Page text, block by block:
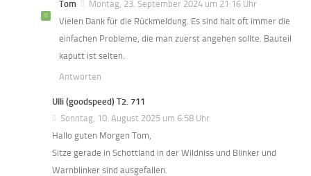
Tom
Montag, 23. September 2024 um 21:16 Uhr
Vielen Dank für die Rückmeldung. Es sind halt oft immer die
einfachen Probleme, die man zuerst angehen sollte. Bauteil
kaputt ist selten.
Antworten
Ulli (goodspeed) T2. 711
Sonntag, 10. August 2025 um 6:58 Uhr
Hallo guten Morgen Tom,
Sitze gerade in Schottland in der Wildniss und Blinker und
Warnblinker sind ausgefallen.